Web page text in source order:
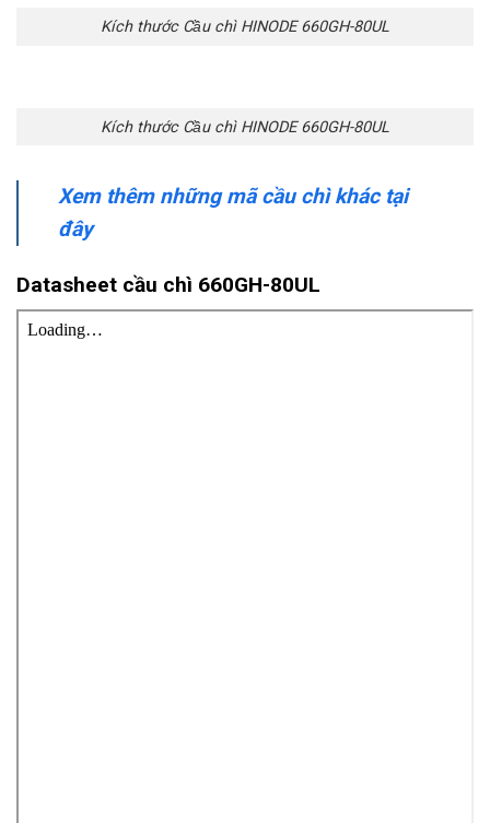
Kích thước Cầu chì HINODE 660GH-80UL
Kích thước Cầu chì HINODE 660GH-80UL
Xem thêm những mã cầu chì khác tại
đây
Datasheet cầu chì 660GH-80UL